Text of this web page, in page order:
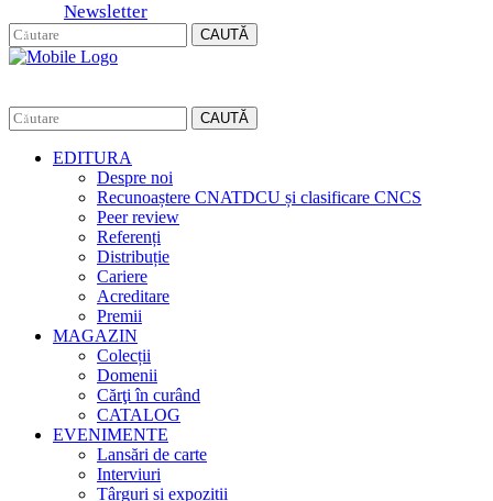
Newsletter
CAUTĂ
CAUTĂ
EDITURA
Despre noi
Recunoaștere CNATDCU și clasificare CNCS
Peer review
Referenți
Distribuție
Cariere
Acreditare
Premii
MAGAZIN
Colecții
Domenii
Cărţi în curând
CATALOG
EVENIMENTE
Lansări de carte
Interviuri
Târguri și expoziții